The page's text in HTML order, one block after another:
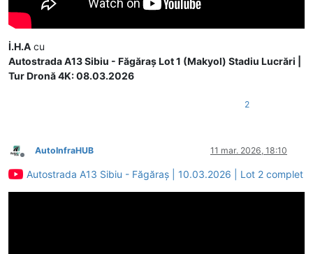
İ.H.A cu
Autostrada A13 Sibiu - Făgăraș Lot 1 (Makyol) Stadiu Lucrări |
Tur Dronă 4K: 08.03.2026
2
Deconectat
AutoInfraHUB 11 mar. 2026, 18:10
Autostrada A13 Sibiu - Făgăraș | 10.03.2026 | Lot 2 complet